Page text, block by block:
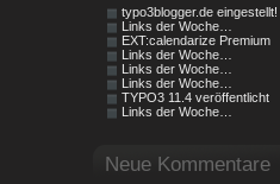
typo3blogger.de eingestellt!
Links der Woche…
EXT:calendarize Premium
Links der Woche…
Links der Woche…
Links der Woche…
TYPO3 11.4 veröffentlicht
Links der Woche…
Neue Kommentare